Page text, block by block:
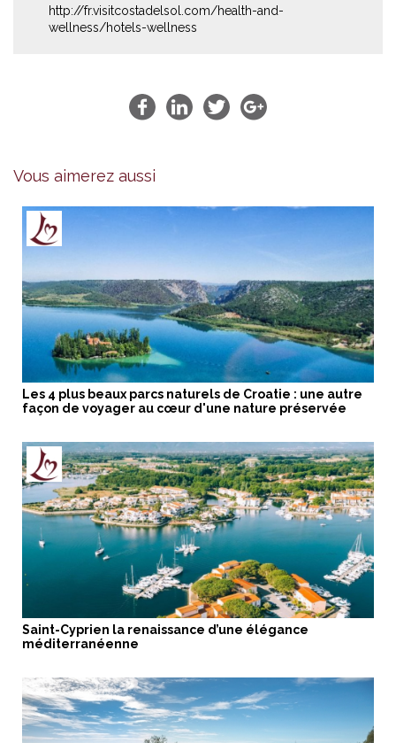
http://fr.visitcostadelsol.com/health-and-
wellness/hotels-wellness
Vous aimerez aussi
Les 4 plus beaux parcs naturels de Croatie : une autre
façon de voyager au cœur d'une nature préservée
Saint-Cyprien la renaissance d’une élégance
méditerranéenne